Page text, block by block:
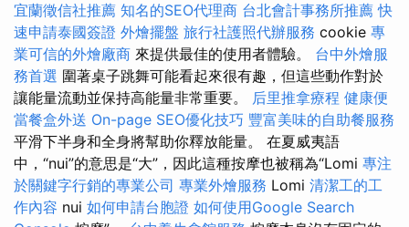
宜蘭徵信社推薦 知名的SEO代理商 台北會計事務所推薦 快
速申請泰國簽證 外燴擺盤 旅行社護照代辦服務 cookie 專
業可信的外燴廠商 來提供最佳的使用者體驗。 台中外燴服
務首選 圍著桌子跳舞可能看起來很有趣，但這些動作對於
讓能量流動並保持高能量非常重要。 后里推拿療程 健康便
當餐盒外送 On-page SEO優化技巧 豐富美味的自助餐服務
平滑下半身和全身將幫助你釋放能量。 在夏威夷語
中，“nui”的意思是“大”，因此這種按摩也被稱為“Lomi 專注
於關鍵字行銷的專業公司 專業外燴服務 Lomi 清潔工的工
作內容 nui 如何申請台胞證 如何使用Google Search